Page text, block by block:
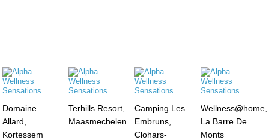
Domaine
Allard,
Kortessem
Terhills Resort,
Maasmechelen
Camping Les
Embruns,
Clohars-
Wellness@home,
La Barre De
Monts